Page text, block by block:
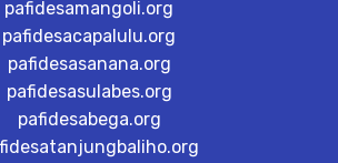
pafidesamangoli.org
pafidesacapalulu.org
pafidesasanana.org
pafidesasulabes.org
pafidesabega.org